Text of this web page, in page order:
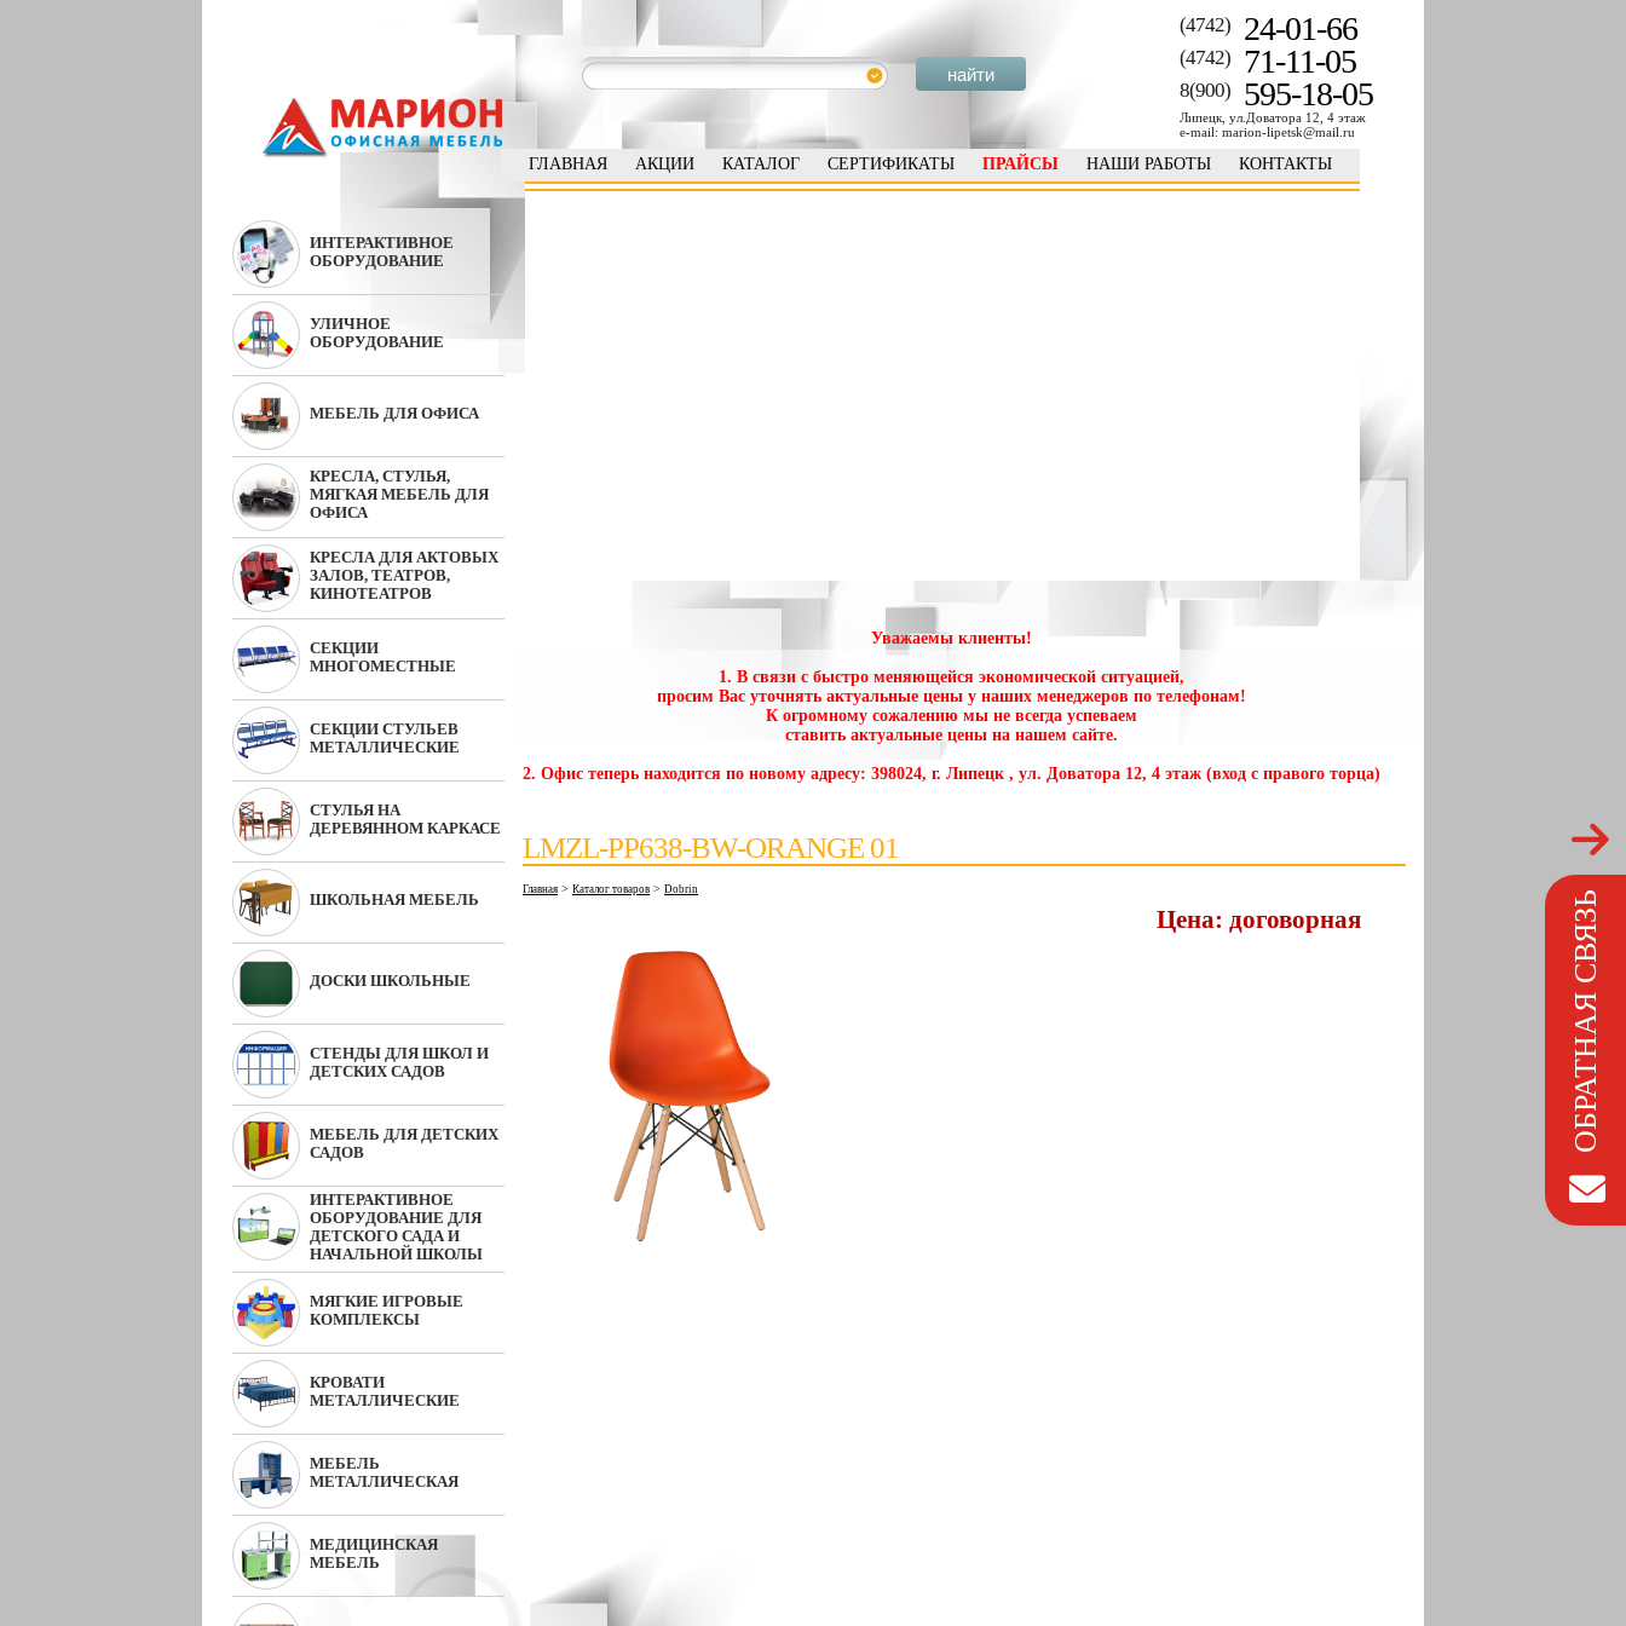
ОБРАТНАЯ СВЯЗЬ
(4742) 24-01-66
(4742) 71-11-05
8(900) 595-18-05
Липецк, ул.Доватора 12, 4 этаж
e-mail: marion-lipetsk@mail.ru
ГЛАВНАЯ АКЦИИ КАТАЛОГ СЕРТИФИКАТЫ ПРАЙСЫ НАШИ РАБОТЫ КОНТАКТЫ
ИНТЕРАКТИВНОЕ
ОБОРУДОВАНИЕ
УЛИЧНОЕ
ОБОРУДОВАНИЕ
МЕБЕЛЬ ДЛЯ ОФИСА
КРЕСЛА, СТУЛЬЯ,
МЯГКАЯ МЕБЕЛЬ ДЛЯ
ОФИСА
КРЕСЛА ДЛЯ АКТОВЫХ
ЗАЛОВ, ТЕАТРОВ,
КИНОТЕАТРОВ
СЕКЦИИ
МНОГОМЕСТНЫЕ
СЕКЦИИ СТУЛЬЕВ
МЕТАЛЛИЧЕСКИЕ
СТУЛЬЯ НА
ДЕРЕВЯННОМ КАРКАСЕ
ШКОЛЬНАЯ МЕБЕЛЬ
ДОСКИ ШКОЛЬНЫЕ
СТЕНДЫ ДЛЯ ШКОЛ И
ДЕТСКИХ САДОВ
МЕБЕЛЬ ДЛЯ ДЕТСКИХ
САДОВ
ИНТЕРАКТИВНОЕ
ОБОРУДОВАНИЕ ДЛЯ
ДЕТСКОГО САДА И
НАЧАЛЬНОЙ ШКОЛЫ
МЯГКИЕ ИГРОВЫЕ
КОМПЛЕКСЫ
КРОВАТИ
МЕТАЛЛИЧЕСКИЕ
МЕБЕЛЬ
МЕТАЛЛИЧЕСКАЯ
МЕДИЦИНСКАЯ
МЕБЕЛЬ
Уважаемы клиенты!
1. В связи с быстро меняющейся экономической ситуацией,
просим Вас уточнять актуальные цены у наших менеджеров по телефонам!
К огромному сожалению мы не всегда успеваем
ставить актуальные цены на нашем сайте.
2. Офис теперь находится по новому адресу: 398024, г. Липецк , ул. Доватора 12, 4 этаж (вход с правого торца)
LMZL-PP638-BW-ORANGE 01
Главная > Каталог товаров > Dobrin
Цена: договорная